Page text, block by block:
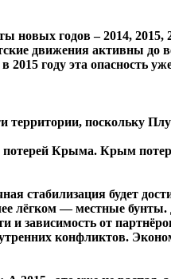
новых годов – 2014,
движения активны до
году эта опасность
территории, поскольку
Крыма. Крым
стабилизация будет
лёгком ― местные бунты.
и зависимость от
конфликтов.